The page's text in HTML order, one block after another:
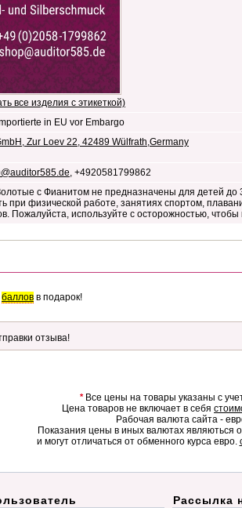
все изделия с этикеткой)
in EU vor Embargo
Zur Loev 22, 42489 Wülfrath,Germany
, +4920581799862
с Фианитом не предназначены для детей
при физической работе, занятиях спортом,
Пожалуйста, используйте с осторожностью,
баллов в подарок!
отзыва!
*Все цены на товары указаны с
Цена товаров не включает в себя
Рабочая валюта сайта -
Показания цены в иных валютах являються
и могут отличаться от обменного курса евро.
Рассылка